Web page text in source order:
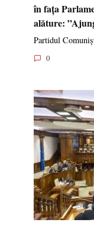
în fața
alăture:
Partidul
0